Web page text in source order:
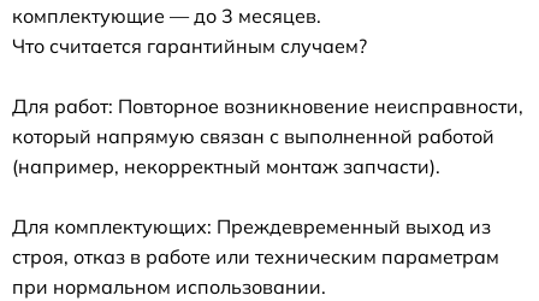
комплектующие — до 3 месяцев.
Что считается гарантийным случаем?
Для работ: Повторное возникновение неисправности,
который напрямую связан с выполненной работой
(например, некорректный монтаж запчасти).
Для комплектующих: Преждевременный выход из
строя, отказ в работе или техническим параметрам
при нормальном использовании.